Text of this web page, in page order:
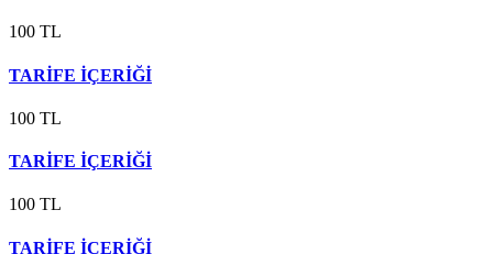
100 TL
TARİFE İÇERİĞİ
100 TL
TARİFE İÇERİĞİ
100 TL
TARİFE İÇERİĞİ